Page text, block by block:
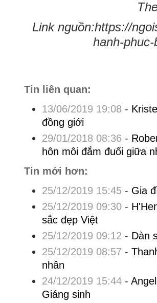
Link nguồn:https://
hanh-
Tin liên quan:
13/06/2019 19:08 -
đồng giới
29/01/2018 08:36 -
hôn môi đắm đuối giữa
Tin mới hơn:
25/12/2019 15:45- Gia
25/12/2019 09:30-
sắc đẹp Việt
25/12/2019 09:12 - Dàn
25/12/2019 08:57 -
nhân
24/12/2019 15:44-
Giáng sinh